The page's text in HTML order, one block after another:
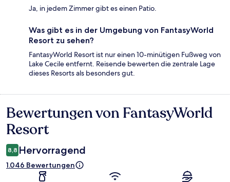
Ja, in jedem Zimmer gibt es einen Patio.
Was gibt es in der Umgebung von FantasyWorld
Resort zu sehen?
FantasyWorld Resort ist nur einen 10-minütigen Fußweg von
Lake Cecile entfernt. Reisende bewerten die zentrale Lage
dieses Resorts als besonders gut.
Bewertungen
Bewertungen von FantasyWorld
Resort
8,8 Hervorragend
1.046 Bewertungen